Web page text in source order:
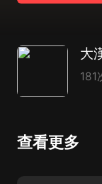
181
查看更多